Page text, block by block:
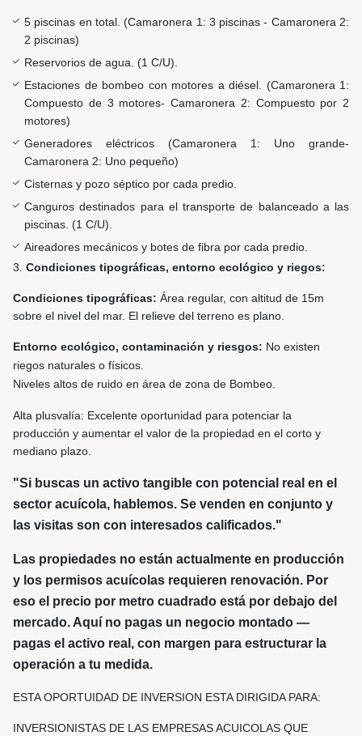
5 piscinas en total. (Camaronera 1: 3 piscinas - Camaronera 2:
2 piscinas)
Reservorios de agua. (1 C/U).
Estaciones de bombeo con motores a diésel. (Camaronera 1:
Compuesto de 3 motores- Camaronera 2: Compuesto por 2
motores)
Generadores eléctricos (Camaronera 1: Uno grande-
Camaronera 2: Uno pequeño)
Cisternas y pozo séptico por cada predio.
Canguros destinados para el transporte de balanceado a las
piscinas. (1 C/U).
Aireadores mecánicos y botes de fibra por cada predio.
3. Condiciones tipográficas, entorno ecológico y riegos:
Condiciones tipográficas: Área regular, con altitud de 15m
sobre el nivel del mar. El relieve del terreno es plano.
Entorno ecológico, contaminación y riesgos: No existen
riegos naturales o físicos.
Niveles altos de ruido en área de zona de Bombeo.
Alta plusvalía: Excelente oportunidad para potenciar la
producción y aumentar el valor de la propiedad en el corto y
mediano plazo.
"Si buscas un activo tangible con potencial real en el
sector acuícola, hablemos. Se venden en conjunto y
las visitas son con interesados calificados."
Las propiedades no están actualmente en producción
y los permisos acuícolas requieren renovación. Por
eso el precio por metro cuadrado está por debajo del
mercado. Aquí no pagas un negocio montado —
pagas el activo real, con margen para estructurar la
operación a tu medida.
ESTA OPORTUIDAD DE INVERSION ESTA DIRIGIDA PARA:
INVERSIONISTAS DE LAS EMPRESAS ACUICOLAS QUE